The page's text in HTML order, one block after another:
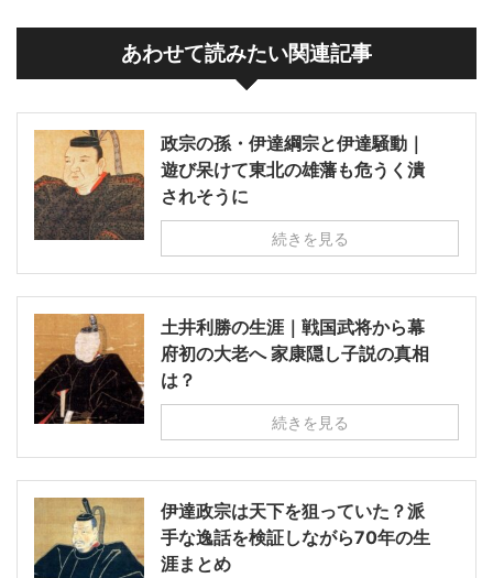
あわせて読みたい関連記事
政宗の孫・伊達綱宗と伊達騒動｜
遊び呆けて東北の雄藩も危うく潰
されそうに
続きを見る
土井利勝の生涯｜戦国武将から幕
府初の大老へ 家康隠し子説の真相
は？
続きを見る
伊達政宗は天下を狙っていた？派
手な逸話を検証しながら70年の生
涯まとめ